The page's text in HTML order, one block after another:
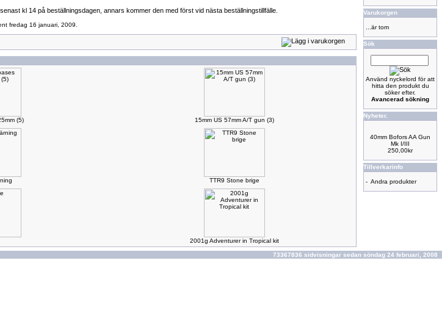
kl 14 på beställningsdagen, annars kommer den med först vid nästa beställningstillfälle.
fredag 16 januari, 2009.
(5) 15mm US 57mm A/T gun (3)
TTR9 Stone brige
2001g Adventurer in Tropical kit
Varukorgen
...är tom
Sök
Använd nyckelord för att
hitta den produkt du
söker efter.
Avancerad sökning
Nyheter.
40mm Bofors AA Gun
Mk I/III
250,00kr
Tillverkarinfo
- Andra produkter
73367836 sidvisningar sedan söndag 24 februari, 2008